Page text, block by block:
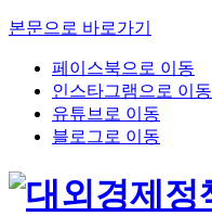
본문으로 바로가기
페이스북으로 이동
인스타그램으로 이동
유튜브로 이동
블로그로 이동